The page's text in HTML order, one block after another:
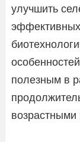
улучшить
полезным в